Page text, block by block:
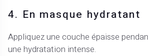
4. En masque hydratant
Appliquez une couche épaisse
une hydratation intense.